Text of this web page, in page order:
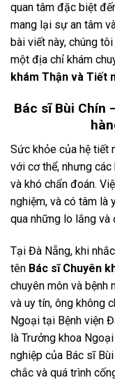
quan tâm đặc biệt
mang lại sự an tâm
bài viết này, chúng
một địa chỉ khám
khám Thận và Tiết
Bác sĩ Bùi Chín
Sức khỏe của hệ tiết
với cơ thể, nhưng
và khó chẩn đoán.
nghiệm, và có tâm là
qua những lo lắng và
Tại Đà Nẵng, khi
tên Bác sĩ Chuyên
chuyên môn và bệnh
và uy tín, ông không
Ngoại tại Bệnh viện
là Trưởng khoa
nghiệp của Bác sĩ
chắc và quá trình